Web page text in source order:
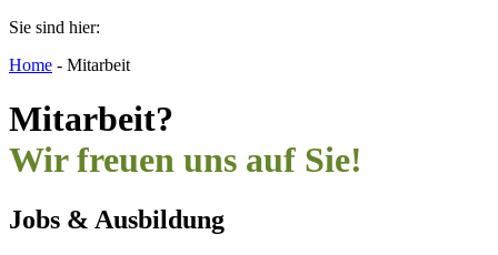
Sie sind hier:
Home - Mitarbeit
Mitarbeit?
Wir freuen uns auf Sie!
Jobs & Ausbildung